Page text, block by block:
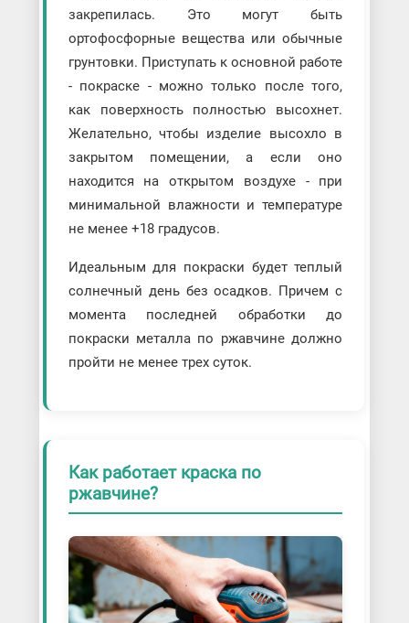
закрепилась. Это могут быть
ортофосфорные вещества или обычные
грунтовки. Приступать к основной работе
- покраске - можно только после того,
как поверхность полностью высохнет.
Желательно, чтобы изделие высохло в
закрытом помещении, а если оно
находится на открытом воздухе - при
минимальной влажности и температуре
не менее +18 градусов.
Идеальным для покраски будет теплый
солнечный день без осадков. Причем с
момента последней обработки до
покраски металла по ржавчине должно
пройти не менее трех суток.
Как работает краска по
ржавчине?